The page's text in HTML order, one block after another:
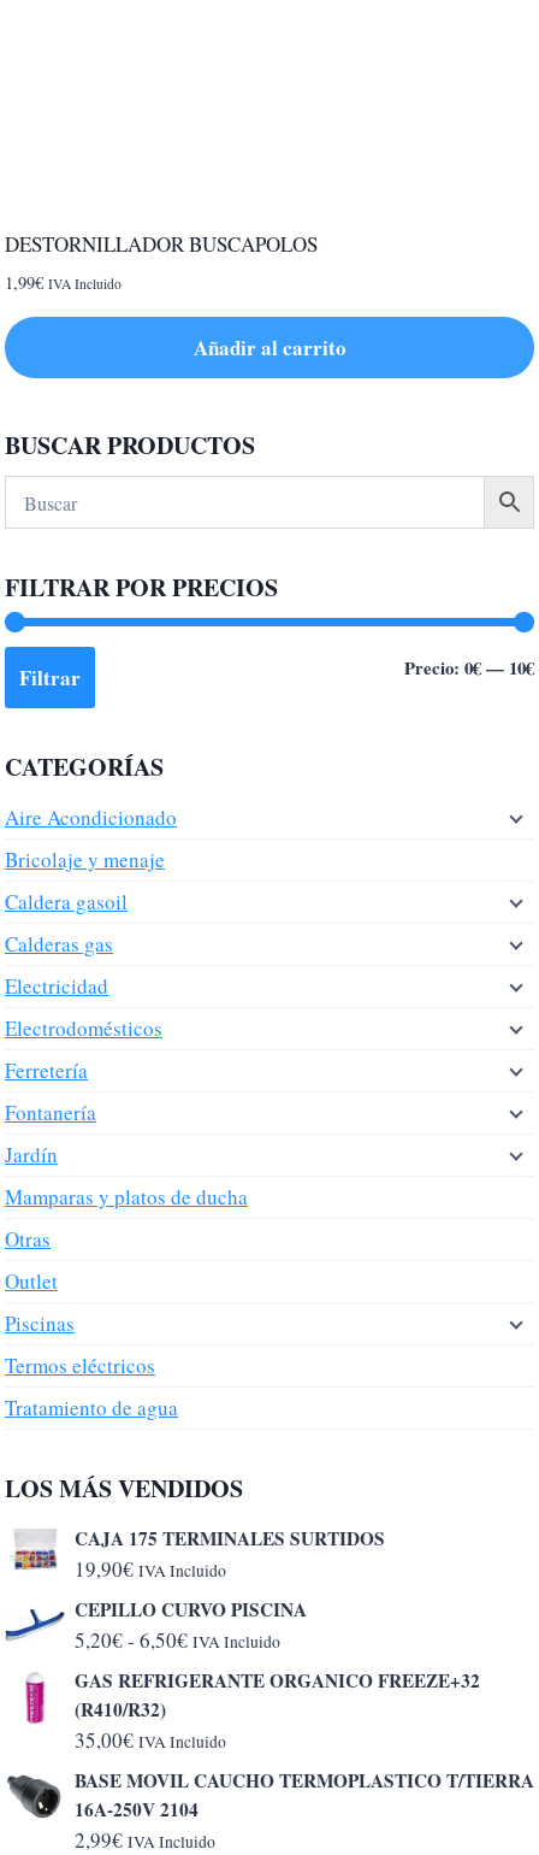
DESTORNILLADOR BUSCAPOLOS
1,99€ IVA Incluido
Añadir al carrito
BUSCAR PRODUCTOS
FILTRAR POR PRECIOS
Filtrar Precio: 0€— 10€
CATEGORÍAS
Aire Acondicionado
Bricolaje y menaje
Caldera gasoil
Calderas gas
Electricidad
Electrodomésticos
Ferretería
Fontanería
Jardín
Mamparas y platos de ducha
Otras
Outlet
Piscinas
Termos eléctricos
Tratamiento de agua
LOS MÁS VENDIDOS
CAJA 175 TERMINALES SURTIDOS
19,90€ IVA Incluido
CEPILLO CURVO PISCINA
5,20€- 6,50€Rango
de
desde
5,20€
hasta
6,50€
IVA Incluido
GAS REFRIGERANTE ORGANICO FREEZE+32
(R410/R32)
35,00€ IVA Incluido
BASE MOVIL CAUCHO TERMOPLASTICO T/TIERRA
16A-250V 2104
2,99€ IVA Incluido